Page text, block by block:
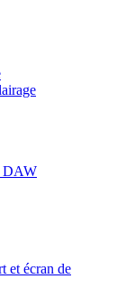
DAW
et écran de